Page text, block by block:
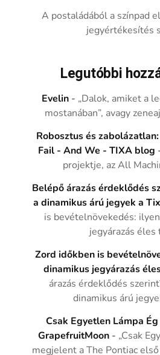
A postaládából a színpad
jegyértékesítés
Legutóbbi
Evelin - „Dalok, amiket a
mostanában”, avagy
Robosztus és
Fail - And We - TIXA blog
projektje, az All
Belépő árazás érdeklődés
a dinamikus árú jegyek a
is bevételnövekedés:
jegyárazás éles
Zord időkben is
dinamikus jegyárazás
árazás érdeklődés
dinamikus árú
Csak Egyetlen Lámpa
GrapefruitMoon - „Csak
megjelent a The Pontiac